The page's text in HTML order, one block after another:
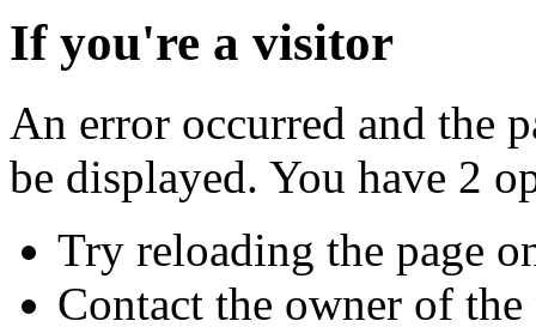
If you're a visitor
An error occurred and the
be displayed. You have 2
Try reloading the page
Contact the owner of